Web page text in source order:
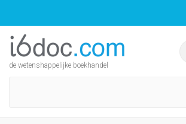
de wetenshappelijke boekhandel